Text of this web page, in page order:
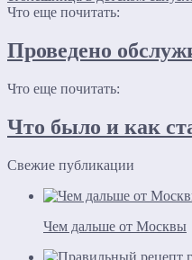
Что еще почитать:
Проведено
Что еще почитать:
Что было и как
Свежие публикации
Чем дальше от Москвы